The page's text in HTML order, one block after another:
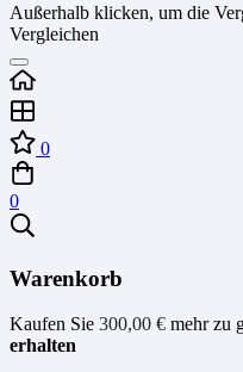
Außerhalb klicken, um die
Vergleichen
0
0
Warenkorb
Kaufen Sie 300,00 € mehr zu
erhalten